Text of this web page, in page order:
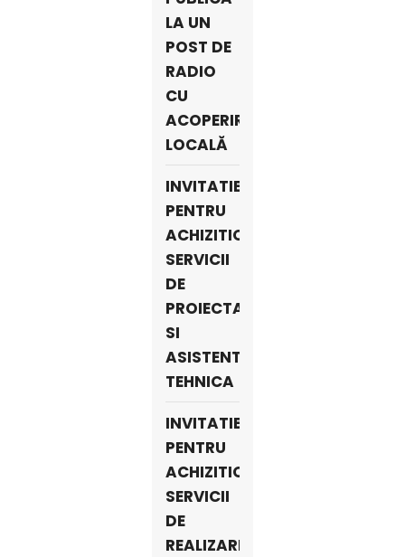
LA UN
POST DE
RADIO
CU
ACOPERIRE
LOCALĂ
INVITATIE-
PENTRU
ACHIZITIONARE
SERVICII
DE
PROIECTARE
SI
ASISTENTA
TEHNICA
INVITATIE-
PENTRU
ACHIZITIONARE
SERVICII
DE
REALIZARE